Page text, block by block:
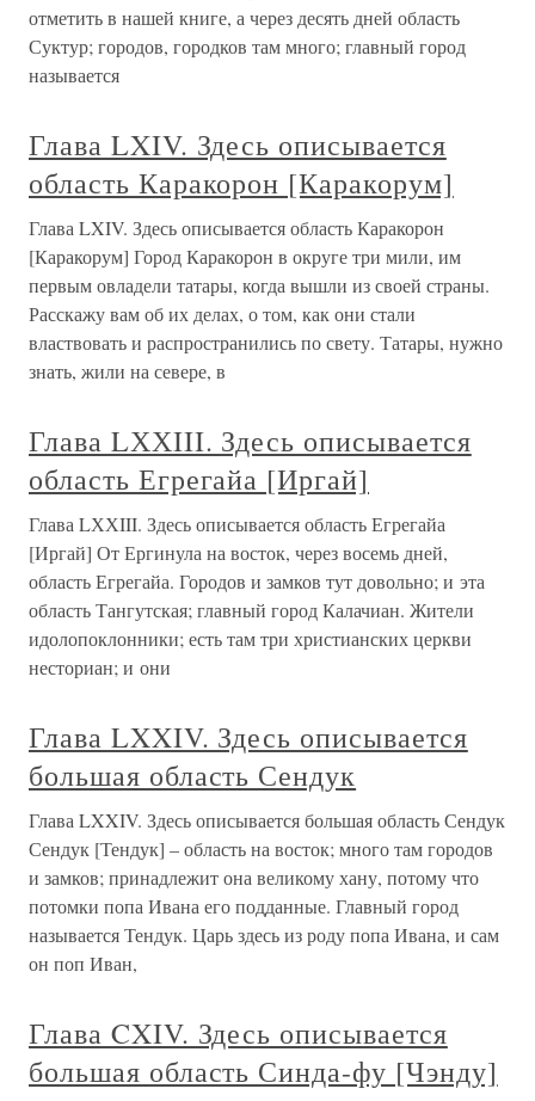
отметить в нашей книге, а через десять дней область
Суктур; городов, городков там много; главный город
называется
Глава LXIV. Здесь описывается
область Каракорон [Каракорум]
Глава LXIV. Здесь описывается область Каракорон
[Каракорум] Город Каракорон в округе три мили, им
первым овладели татары, когда вышли из своей страны.
Расскажу вам об их делах, о том, как они стали
властвовать и распространились по свету. Татары, нужно
знать, жили на севере, в
Глава LХХIII. Здесь описывается
область Егрегайа [Иргай]
Глава LХХIII. Здесь описывается область Егрегайа
[Иргай] От Ергинула на восток, через восемь дней,
область Егрегайа. Городов и замков тут довольно; и эта
область Тангутская; главный город Калачиан. Жители
идолопоклонники; есть там три христианских церкви
несториан; и они
Глава LXXIV. Здесь описывается
большая область Сендук
Глава LXXIV. Здесь описывается большая область Сендук
Сендук [Тендук] – область на восток; много там городов
и замков; принадлежит она великому хану, потому что
потомки попа Ивана его подданные. Главный город
называется Тендук. Царь здесь из роду попа Ивана, и сам
он поп Иван,
Глава CXIV. Здесь описывается
большая область Синда-фу [Чэнду]